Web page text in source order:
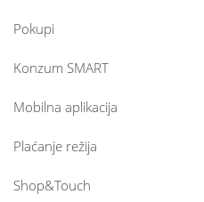
Pokupi
Konzum SMART
Mobilna aplikacija
Plaćanje režija
Shop&Touch